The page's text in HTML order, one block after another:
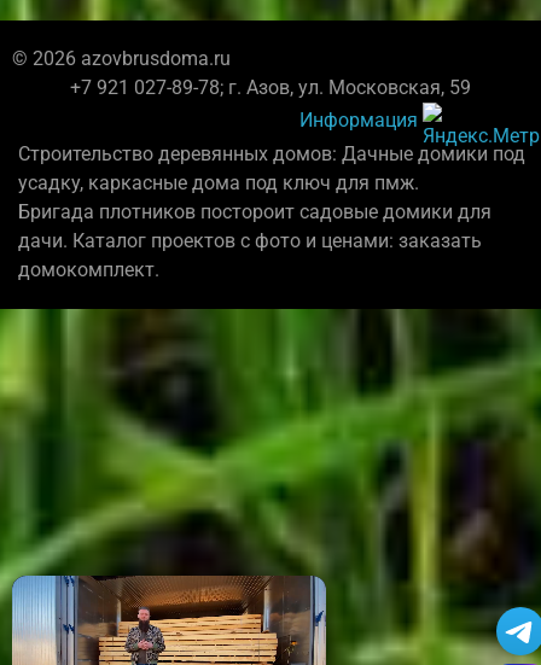
© 2026 azovbrusdoma.ru
+7 921 027-89-78; г. Азов, ул. Московская, 59
Информация
Строительство деревянных домов: Дачные домики под
усадку, каркасные дома под ключ для пмж.
Бригада плотников постороит садовые домики для
дачи. Каталог проектов с фото и ценами: заказать
домокомплект.